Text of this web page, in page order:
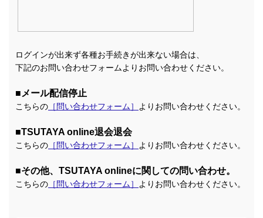
ログインが出来ず各種お手続きが出来ない場合は、
下記のお問い合わせフォームよりお問い合わせください。
■メール配信停止
こちらの ［問い合わせフォーム］ よりお問い合わせください。
■TSUTAYA online退会退会
こちらの ［問い合わせフォーム］ よりお問い合わせください。
■その他、TSUTAYA onlineに関しての問い合わせ。
こちらの ［問い合わせフォーム］ よりお問い合わせください。